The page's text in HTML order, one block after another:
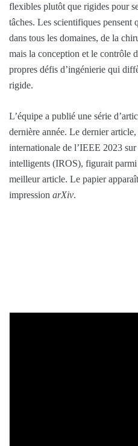
flexibles plutôt que rigides pour
tâches. Les scientifiques pensent
dans tous les domaines, de la
mais la conception et le contrôle
propres défis d’ingénierie qui
rigide.
L’équipe a publié une série
dernière année. Le dernier
internationale de l’IEEE 2023 sur
intelligents (IROS), figurait
meilleur article. Le papier
impression arXiv.